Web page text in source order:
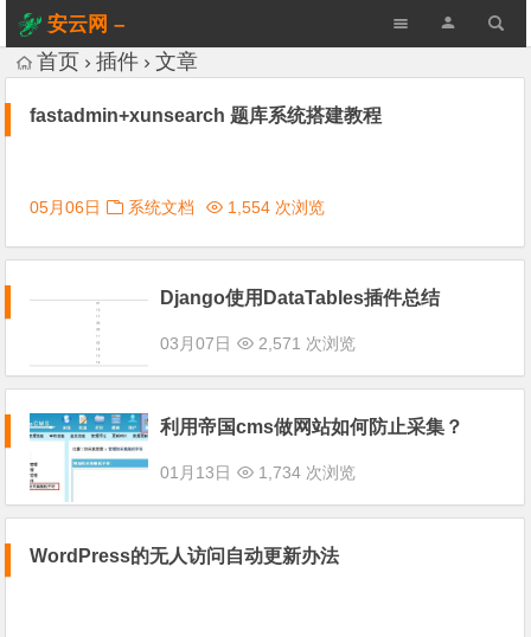
安云网 –
AnYun.ORG
首页 插件 文章
fastadmin+xunsearch 题库系统搭建教程
05月06日 系统文档 1,554 次浏览
Django使用DataTables插件总结
03月07日 2,571 次浏览
利用帝国cms做网站如何防止采集？
01月13日 1,734 次浏览
WordPress的无人访问自动更新办法